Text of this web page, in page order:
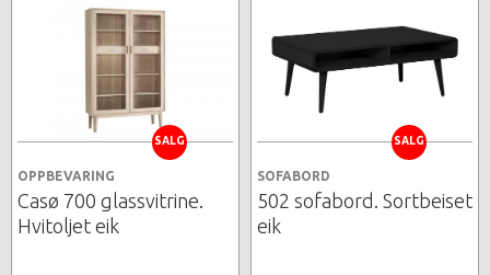
SALG
OPPBEVARING
Casø 700 glassvitrine.
Hvitoljet eik
SALG
SOFABORD
502 sofabord. Sortbeiset
eik